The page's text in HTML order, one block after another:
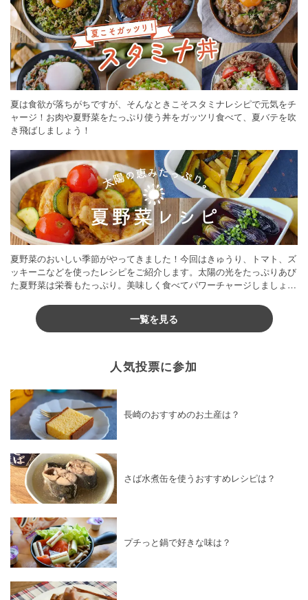
夏は食欲が落ちがちですが、そんなときこそスタミナレシピで元気をチ
ャージ！お肉や夏野菜をたっぷり使う丼をガッツリ食べて、夏バテを吹
き飛ばしましょう！
夏野菜のおいしい季節がやってきました！今回はきゅうり、トマト、ズ
ッキーニなどを使ったレシピをご紹介します。太陽の光をたっぷりあび
た夏野菜は栄養もたっぷり。美味しく食べてパワーチャージしましょう
一覧を見る
人気投票に参加
長崎のおすすめのお土産は？
さば水煮缶を使うおすすめレシピは？
プチっと鍋で好きな味は？